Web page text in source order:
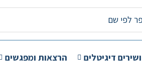
דיגיטלים הרצאות ומפגשים